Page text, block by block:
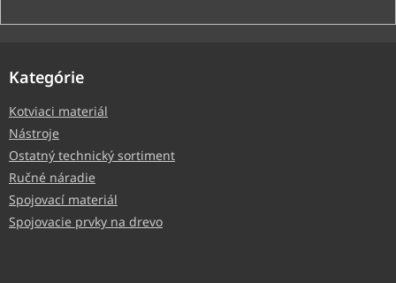
Kategórie
Kotviaci materiál
Nástroje
Ostatný technický sortiment
Ručné náradie
Spojovací materiál
Spojovacie prvky na drevo